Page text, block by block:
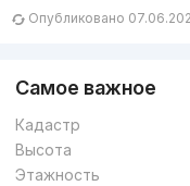
Опубликовано
Самое важное
Кадастр
Высота
Этажность